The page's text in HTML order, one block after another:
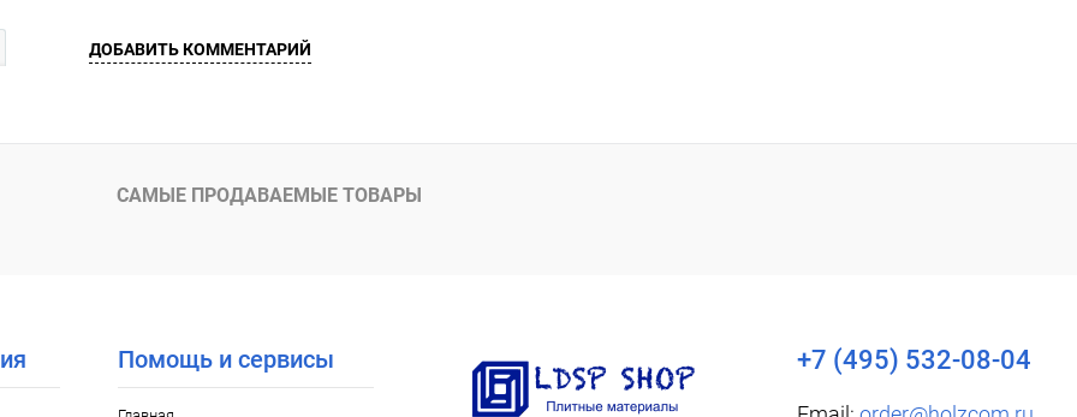
ДОБАВИТЬ КОММЕНТАРИЙ
САМЫЕ ПРОДАВАЕМЫЕ ТОВАРЫ
Помощь и сервисы +7 (495) 532-08-04